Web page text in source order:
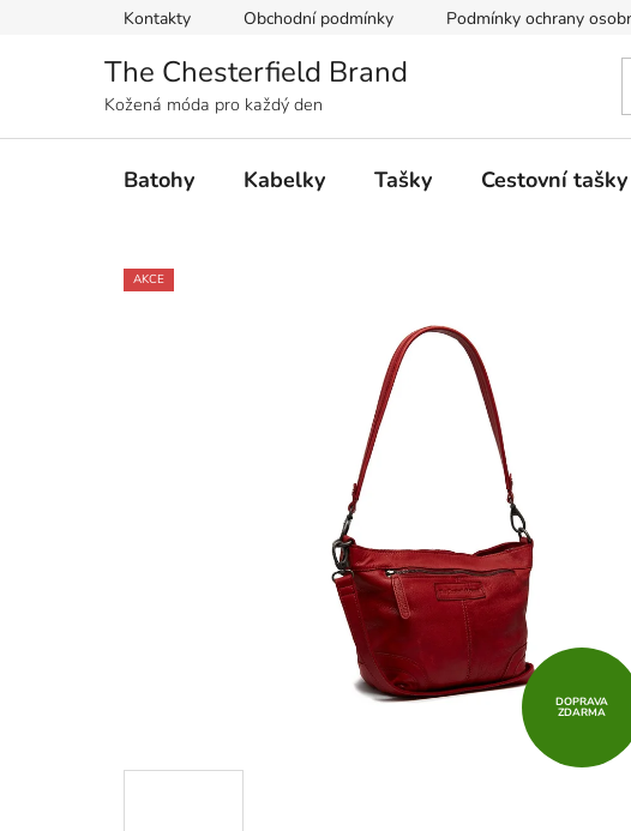
Kontakty Obchodní podmínky Podmínky ochrany
The Chesterfield Brand
Kožená móda pro každý den
Batohy Kabelky Tašky Cestovní tašky
AKCE
DOPRAVA
ZDARMA